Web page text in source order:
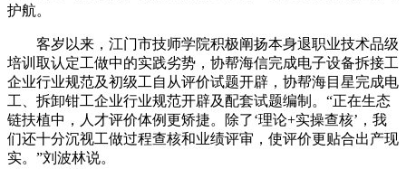
护航。
客岁以来，江门市技师学院积极阐扬本身退职业技术品级
培训取认定工做中的实践劣势，协帮海信完成电子设备拆接工
企业行业规范及初级工自从评价试题开辟，协帮海目星完成电
工、拆卸钳工企业行业规范开辟及配套试题编制。“正在生态
链扶植中，人才评价体例更矫捷。除了‘理论+实操查核’，我
们还十分沉视工做过程查核和业绩评审，使评价更贴合出产现
实。”刘波林说。